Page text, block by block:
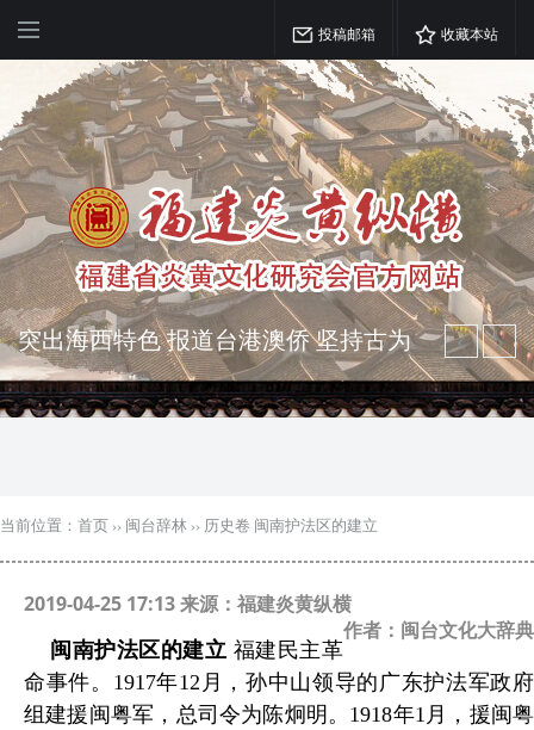
投稿邮箱 收藏本站
突出海西特色 报道台港澳侨 坚持古为
今用 力求雅俗共赏
弘扬优秀文化 振奋民族精神 介绍民族
当前位置： 首页 ›› 闽台辞林 ›› 历史卷 闽南护法区的建立
2019-04-25 17:13 来源：福建炎黄纵横
作者：闽台文化大辞典
闽南护法区的建立 福建民主革
命事件。1917年12月，孙中山领导的广东护法军政府
组建援闽粤军，总司令为陈炯明。1918年1月，援闽粤